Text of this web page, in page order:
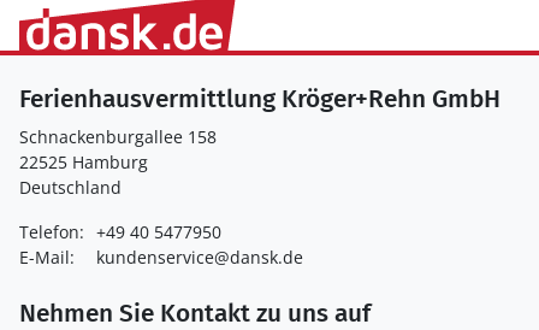
Ferienhausvermittlung Kröger+Rehn GmbH
Schnackenburgallee 158
22525 Hamburg
Deutschland
Telefon: +49 40 5477950
E-Mail:
kundenservice@dansk.de
Nehmen Sie Kontakt zu uns auf